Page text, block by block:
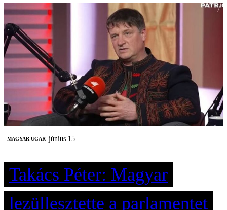
MAGYAR UGAR június 15.
Takács Péter: Magyar
lezüllesztette a parlamentet